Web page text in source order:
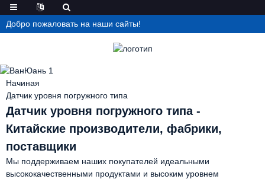
Добро пожаловать на наши сайты!
Начиная
Датчик уровня погружного типа
Датчик уровня погружного типа -
Китайские производители, фабрики,
поставщики
Мы поддерживаем наших покупателей идеальными
высококачественными продуктами и высоким уровнем